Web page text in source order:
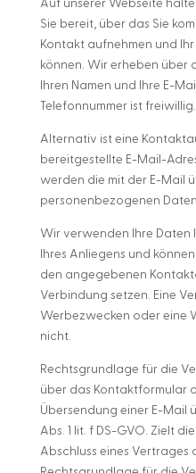
Auf unserer Webseite
Sie bereit, über das Sie
Kontakt aufnehmen und
können. Wir erheben über
Ihren Namen und Ihre E-
Telefonnummer ist freiwillig.
Alternativ ist eine
bereitgestellte E-Mail-
werden die mit der E-Mail
personenbezogenen
Wir verwenden Ihre Daten
Ihres Anliegens und
den angegebenen
Verbindung setzen. Eine
Werbezwecken oder eine
nicht.
Rechtsgrundlage für die
über das Kontaktformular
Übersendung einer E-Mail
Abs. 1 lit. f DS-GVO. Zielt
Abschluss eines Vertrages